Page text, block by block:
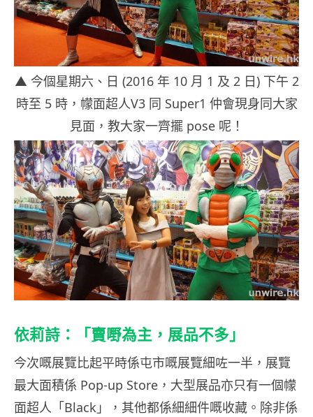
▲ 今個星期六、日 (2016 年 10 月 1 及 2 日) 下午 2
時至 5 時，幪面超人V3 同 Super1 仲會現身同大家
見面，教大家一齊擺 pose 呢！
依莉詩：「賣嘢為主，展品不多」
今次嘅展覽比起平時係屯市嘅展覽細咗一半，展覽
最大面積係 Pop-up Store，大型展品亦只有一個幪
面超人「Black」，其他都係細細件嘅收藏。除非係